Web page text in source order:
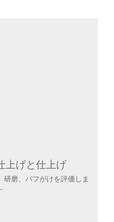
上げと仕上げ
研磨、バフがけを評価しま